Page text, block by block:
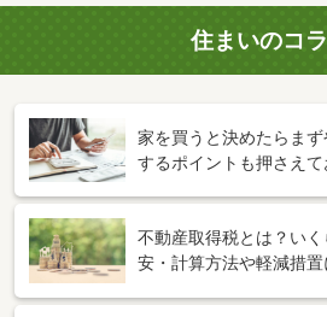
住まいのコ
家を買うと決めたらま
するポイントも押さえて
不動産取得税とは？い
安・計算方法や軽減措置